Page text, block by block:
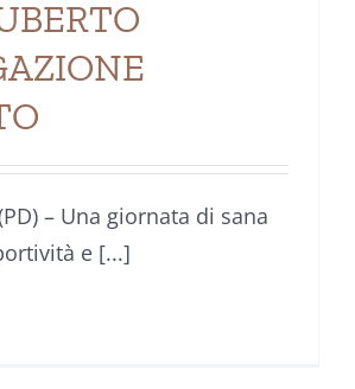
– Una giornata di sana
e [...]